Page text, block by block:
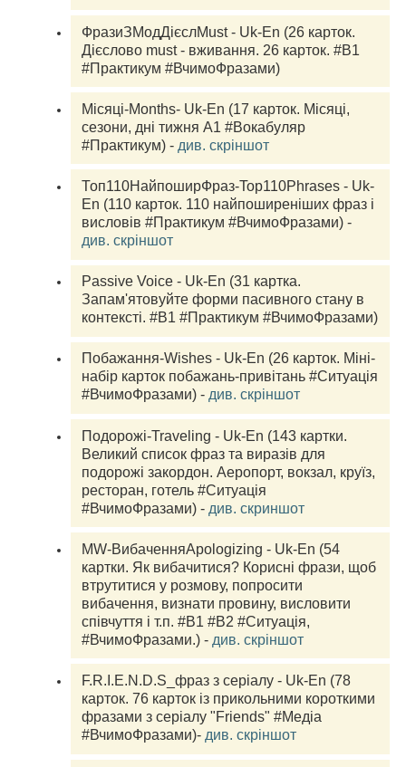
ФразиЗМодДієслMust - Uk-En (26 карток.
Дієслово must - вживання. 26 карток. #В1
#Практикум #ВчимоФразами)
Mісяці-Months- Uk-En (17 карток. Місяці,
сезони, дні тижня A1 #Вокабуляр
#Практикум) - див. скріншот
Топ110НайпоширФраз-Top110Phrases - Uk-
En (110 карток. 110 найпоширеніших фраз і
див. скріншот
Passive Voice - Uk-En (31 картка.
Запам'ятовуйте форми пасивного стану в
контексті. #В1 #Практикум #ВчимоФразами)
Побажання-Wishes - Uk-En (26 карток. Міні-
набір карток побажань-привітань #Ситуація
#ВчимоФразами) - див. скріншот
Подорожі-Traveling - Uk-En (143 картки.
Великий список фраз та виразів для
подорожі закордон. Аеропорт, вокзал, круїз,
ресторан, готель #Ситуація
#ВчимоФразами) - див. скриншот
MW-ВибаченняApologizing - Uk-En (54
картки. Як вибачитися? Корисні фрази, щоб
втрутитися у розмову, попросити
вибачення, визнати провину, висловити
співчуття і т.п. #B1 #B2 #Ситуація,
#ВчимоФразами.) - див. скріншот
F.R.I.E.N.D.S_фраз з серіалу - Uk-En (78
карток. 76 карток із прикольними короткими
фразами з серіалу "Friends" #Медіа
#ВчимоФразами)- див. скріншот